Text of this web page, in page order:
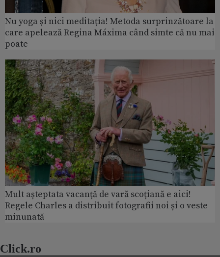
Nu yoga și nici meditația! Metoda surprinzătoare la
care apelează Regina Máxima când simte că nu mai
poate
Mult așteptata vacanță de vară scoțiană e aici!
Regele Charles a distribuit fotografii noi și o veste
minunată
Click.ro